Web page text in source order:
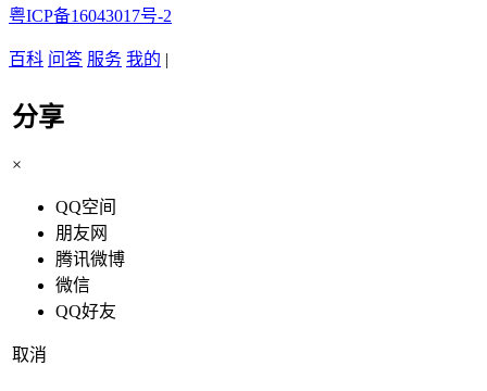
粤ICP备16043017号-2
百科 问答 服务 我的 |
分享
×
QQ空间
朋友网
腾讯微博
微信
QQ好友
取消